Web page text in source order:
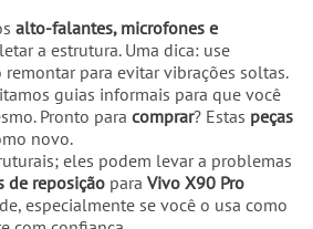
alto-falantes, microfones e
a estrutura. Uma dica: use
para evitar vibrações soltas.
guias informais para que você
Pronto para comprar? Estas peças
novo.
eles podem levar a problemas
de reposição para Vivo X90 Pro
especialmente se você o usa como